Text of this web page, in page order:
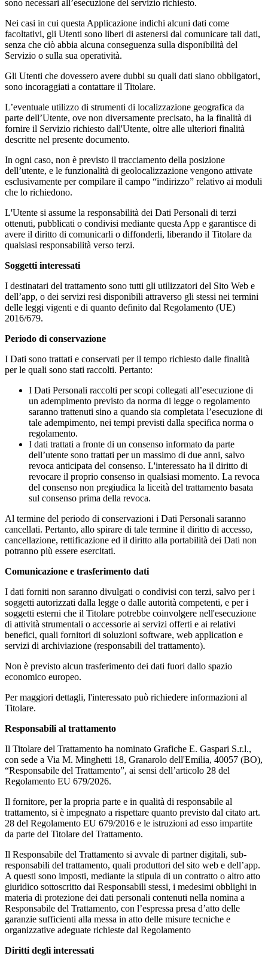
sono necessari all’esecuzione del servizio richiesto.
Nei casi in cui questa Applicazione indichi alcuni dati come
facoltativi, gli Utenti sono liberi di astenersi dal comunicare tali dati,
senza che ciò abbia alcuna conseguenza sulla disponibilità del
Servizio o sulla sua operatività.
Gli Utenti che dovessero avere dubbi su quali dati siano obbligatori,
sono incoraggiati a contattare il Titolare.
L’eventuale utilizzo di strumenti di localizzazione geografica da
parte dell’Utente, ove non diversamente precisato, ha la finalità di
fornire il Servizio richiesto dall'Utente, oltre alle ulteriori finalità
descritte nel presente documento.
In ogni caso, non è previsto il tracciamento della posizione
dell’utente, e le funzionalità di geolocalizzazione vengono attivate
esclusivamente per compilare il campo “indirizzo” relativo ai moduli
che lo richiedono.
L'Utente si assume la responsabilità dei Dati Personali di terzi
ottenuti, pubblicati o condivisi mediante questa App e garantisce di
avere il diritto di comunicarli o diffonderli, liberando il Titolare da
qualsiasi responsabilità verso terzi.
Soggetti interessati
I destinatari del trattamento sono tutti gli utilizzatori del Sito Web e
dell’app, o dei servizi resi disponibili attraverso gli stessi nei termini
delle leggi vigenti e di quanto definito dal Regolamento (UE)
2016/679.
Periodo di conservazione
I Dati sono trattati e conservati per il tempo richiesto dalle finalità
per le quali sono stati raccolti. Pertanto:
I Dati Personali raccolti per scopi collegati all’esecuzione di
un adempimento previsto da norma di legge o regolamento
saranno trattenuti sino a quando sia completata l’esecuzione di
tale adempimento, nei tempi previsti dalla specifica norma o
regolamento.
I dati trattati a fronte di un consenso informato da parte
dell’utente sono trattati per un massimo di due anni, salvo
revoca anticipata del consenso. L'interessato ha il diritto di
revocare il proprio consenso in qualsiasi momento. La revoca
del consenso non pregiudica la liceità del trattamento basata
sul consenso prima della revoca.
Al termine del periodo di conservazioni i Dati Personali saranno
cancellati. Pertanto, allo spirare di tale termine il diritto di accesso,
cancellazione, rettificazione ed il diritto alla portabilità dei Dati non
potranno più essere esercitati.
Comunicazione e trasferimento dati
I dati forniti non saranno divulgati o condivisi con terzi, salvo per i
soggetti autorizzati dalla legge o dalle autorità competenti, e per i
soggetti esterni che il Titolare potrebbe coinvolgere nell'esecuzione
di attività strumentali o accessorie ai servizi offerti e ai relativi
benefici, quali fornitori di soluzioni software, web application e
servizi di archiviazione (responsabili del trattamento).
Non è previsto alcun trasferimento dei dati fuori dallo spazio
economico europeo.
Per maggiori dettagli, l'interessato può richiedere informazioni al
Titolare.
Responsabili al trattamento
Il Titolare del Trattamento ha nominato Grafiche E. Gaspari S.r.l.,
con sede a Via M. Minghetti 18, Granarolo dell'Emilia, 40057 (BO),
“Responsabile del Trattamento”, ai sensi dell’articolo 28 del
Regolamento EU 679/2026.
Il fornitore, per la propria parte e in qualità di responsabile al
trattamento, si è impegnato a rispettare quanto previsto dal citato art.
28 del Regolamento EU 679/2016 e le istruzioni ad esso impartite
da parte del Titolare del Trattamento.
Il Responsabile del Trattamento si avvale di partner digitali, sub-
responsabili del trattamento, quali produttori del sito web e dell’app.
A questi sono imposti, mediante la stipula di un contratto o altro atto
giuridico sottoscritto dai Responsabili stessi, i medesimi obblighi in
materia di protezione dei dati personali contenuti nella nomina a
Responsabile del Trattamento, con l’espressa presa d’atto delle
garanzie sufficienti alla messa in atto delle misure tecniche e
organizzative adeguate richieste dal Regolamento
Diritti degli interessati